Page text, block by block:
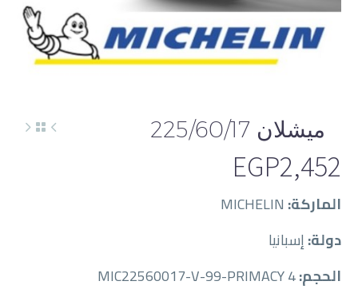
ميشلان 225/60/17
EGP2,452
الماركة:
دولة:إسبانيا
الحجم: